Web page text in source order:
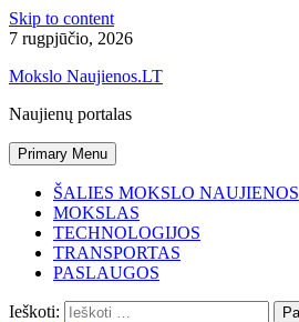
Skip to content
7 rugpjūčio, 2026
Mokslo Naujienos.LT
Naujienų portalas
Primary Menu
ŠALIES MOKSLO NAUJIENOS
MOKSLAS
TECHNOLOGIJOS
TRANSPORTAS
PASLAUGOS
Ieškoti: